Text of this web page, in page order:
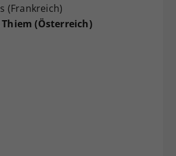
(Frankreich)
Thiem (Österreich)